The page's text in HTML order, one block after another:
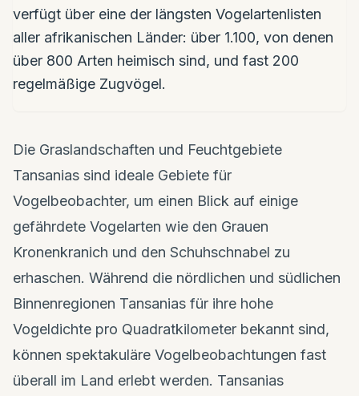
verfügt über eine der längsten Vogelartenlisten
aller afrikanischen Länder: über 1.100, von denen
über 800 Arten heimisch sind, und fast 200
regelmäßige Zugvögel.
Die Graslandschaften und Feuchtgebiete
Tansanias sind ideale Gebiete für
Vogelbeobachter, um einen Blick auf einige
gefährdete Vogelarten wie den Grauen
Kronenkranich und den Schuhschnabel zu
erhaschen. Während die nördlichen und südlichen
Binnenregionen Tansanias für ihre hohe
Vogeldichte pro Quadratkilometer bekannt sind,
können spektakuläre Vogelbeobachtungen fast
überall im Land erlebt werden. Tansanias